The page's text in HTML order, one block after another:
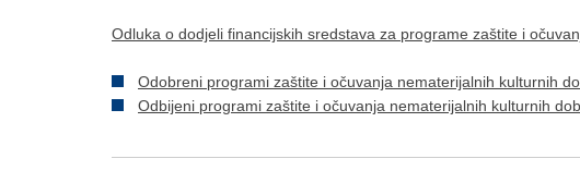
Odluka o dodjeli financijskih sredstava za programe zaštite i
Odobreni programi zaštite i očuvanja nematerijalnih kulturnih
Odbijeni programi zaštite i očuvanja nematerijalnih kulturnih